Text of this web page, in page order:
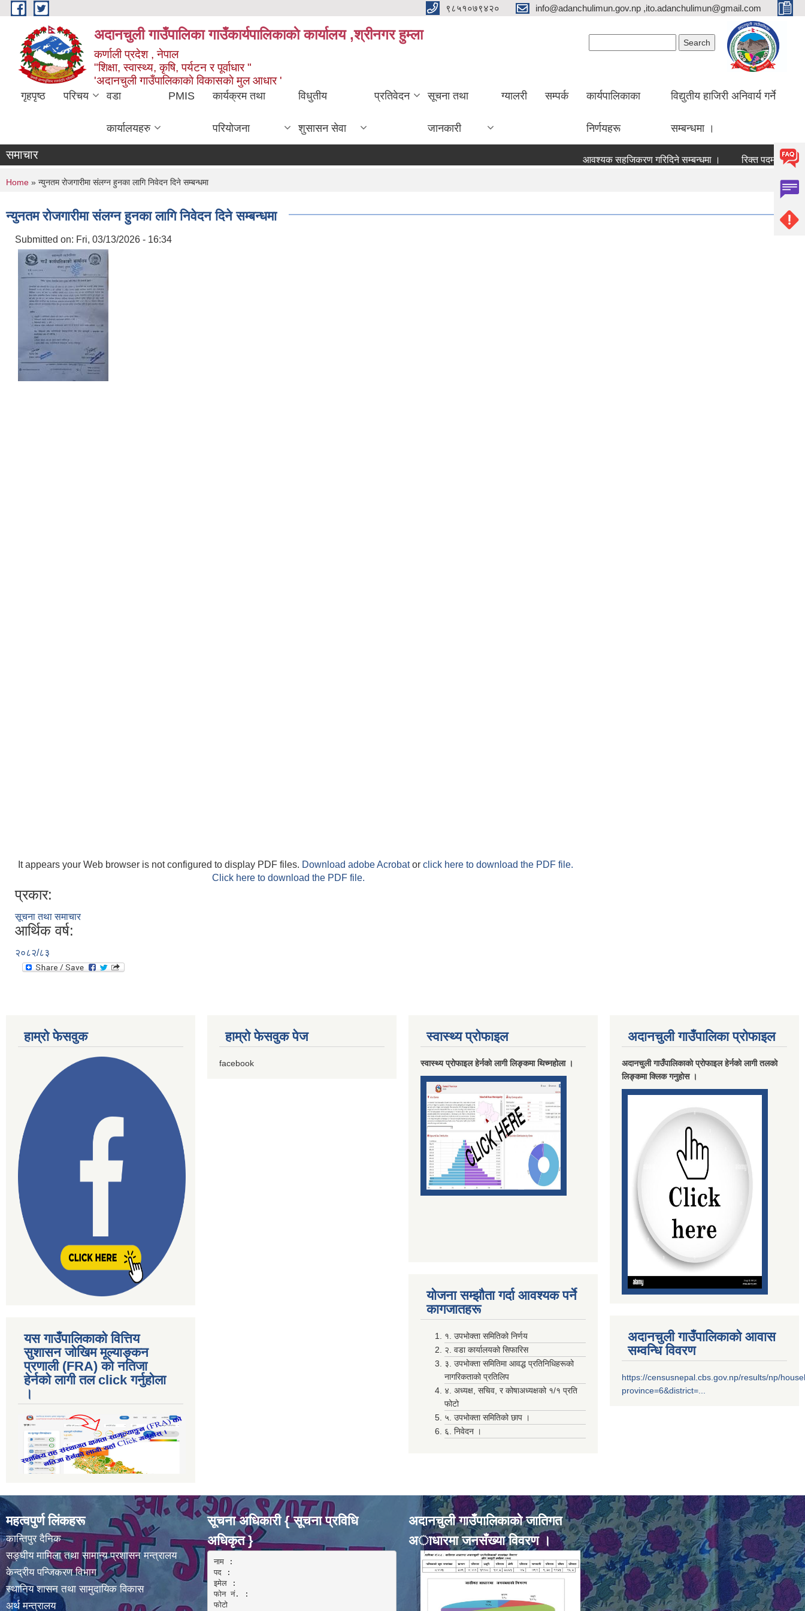
Skip to main content ९८५१०७९४२० info@adanchulimun.gov.np ,ito.adanchulimun@gmail.com
अदानचुली गाउँपालिका गाउँकार्यपालिकाकाे कार्यालय ,श्रीनगर हुम्ला
कर्णाली प्रदेश , नेपाल
"शिक्षा, स्वास्थ्य, कृषि, पर्यटन र पूर्वाधार "
'अदानचुली गाउँपालिकाकाे विकासकाे मुल आधार '
गृहपृष्ठ परिचय वडा
कार्यालयहरु
PMIS कार्यक्रम तथा
परियोजना
विधुतीय
शुसासन सेवा
प्रतिवेदन सूचना तथा
जानकारी
ग्यालरी सम्पर्क कार्यपालिकाका
निर्णयहरू
विद्युतीय हाजिरी अनिवार्य गर्ने
सम्बन्धमा ।
समाचार आवश्यक सहजिकरण गरिदिने सम्बन्धमा ।
You are here
Home » न्युनतम रोजगारीमा संलग्न हुनका लागि निवेदन दिने सम्बन्धमा
न्युनतम रोजगारीमा संलग्न हुनका लागि निवेदन दिने सम्बन्धमा
Submitted on: Fri, 03/13/2026 - 16:34
It appears your Web browser is not configured to display PDF files. Download adobe Acrobator click here to download the PDF file.
Click here to download the PDF file.
प्रकार:
सूचना तथा समाचार
आर्थिक वर्ष:
२०८२/८३
हाम्राे फेसवुक
यस गाउँपालिकाकाे वित्तिय
सुशासन जोखिम मूल्याङ्कन
प्रणाली (FRA) काे नतिजा
हेर्नकाे लागी तल click गर्नुहाेला
।
हाम्राे फेसवुक पेज
facebook
स्वास्थ्य प्राेफाइल
स्वास्थ्य प्राेफाइल हेर्नकाे लागी लिङ्कमा थिच्नहाेला ।
योजना सम्झाैता गर्दा आवश्यक पर्ने
कागजातहरू
१. उपभोक्ता समितिको निर्णय
२. वडा कार्यालयको सिफारिस
३. उपभोक्ता समितिमा आवद्ध प्रतिनिधिहरूको
नागरिकताको प्रतिलिप
४. अध्यक्ष, सचिव, र कोषाअध्यक्षको १/१ प्रति
फोटो
५. उपभोक्ता समितिको छाप ।
६. निवेदन ।
अदानचुली गाउँपालिका प्राेफाइल
अदानचुली गाउँपालिकाकाे प्राेफाइल हेर्नकाे लागी तलकाे
लिङ्कमा क्लिक गनुहाेस ।
अदानचुली गाउँपालिकाको आवास
सम्वन्धि विवरण
https://censusnepal.cbs.gov.np/results/np/
province=6&district=...
महत्वपुर्ण लिंकहरू
कान्तिपुर दैनिक
सङ्घीय मामिला तथा सामान्य प्रशासन मन्त्रालय
केन्द्रीय पन्जिकरण विभाग
स्थानिय शासन तथा सामुदायिक विकास
अर्थ मन्त्रालय
सूचना अधिकारी { सूचना प्रविधि
अधिकृत }
नाम :
पद :
इमेल :
फोन नं. :
फोटो
अदानचुली गाउँपालिकाकाे जातिगत
अाधारमा जनसँख्या विवरण ।